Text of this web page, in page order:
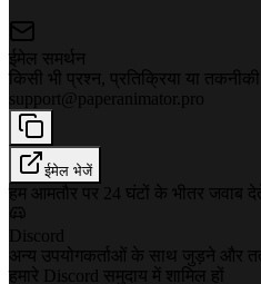
ईमेल समर्थन
किसी भी प्रश्न, प्रतिक्रिया या
support@paperanimator.pro
ईमेल भेजें
हम आमतौर पर 24 घंटों के भीतर जवाब
Discord
अन्य उपयोगकर्ताओं के साथ जुड़ने और
हमारे Discord समुदाय में शामिल हों